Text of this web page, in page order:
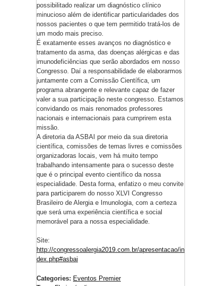
possibilitado realizar um diagnóstico clínico
minucioso além de identificar particularidades dos
nossos pacientes o que tem permitido tratá-los de
um modo mais preciso.
É exatamente esses avanços no diagnóstico e
tratamento da asma, das doenças alérgicas e das
imunodeficiências que serão abordados em nosso
Congresso. Daí a responsabilidade de elaborarmos
juntamente com a Comissão Científica, um
programa abrangente e relevante capaz de fazer
valer a sua participação neste congresso. Estamos
convidando os mais renomados professores
nacionais e internacionais para cumprirem esta
missão.
A diretoria da ASBAI por meio da sua diretoria
científica, comissões de temas livres e comissões
organizadoras locais, vem há muito tempo
trabalhando intensamente para o sucesso deste
que é o principal evento científico da nossa
especialidade. Desta forma, enfatizo o meu convite
para participarem do nosso XLVI Congresso
Brasileiro de Alergia e Imunologia, com a certeza
que será uma experiência científica e social
memorável para a nossa especialidade.
Site:
http://congressoalergia2019.com.br/apresentacao/in
dex.php#asbai
Categories: Eventos Premier